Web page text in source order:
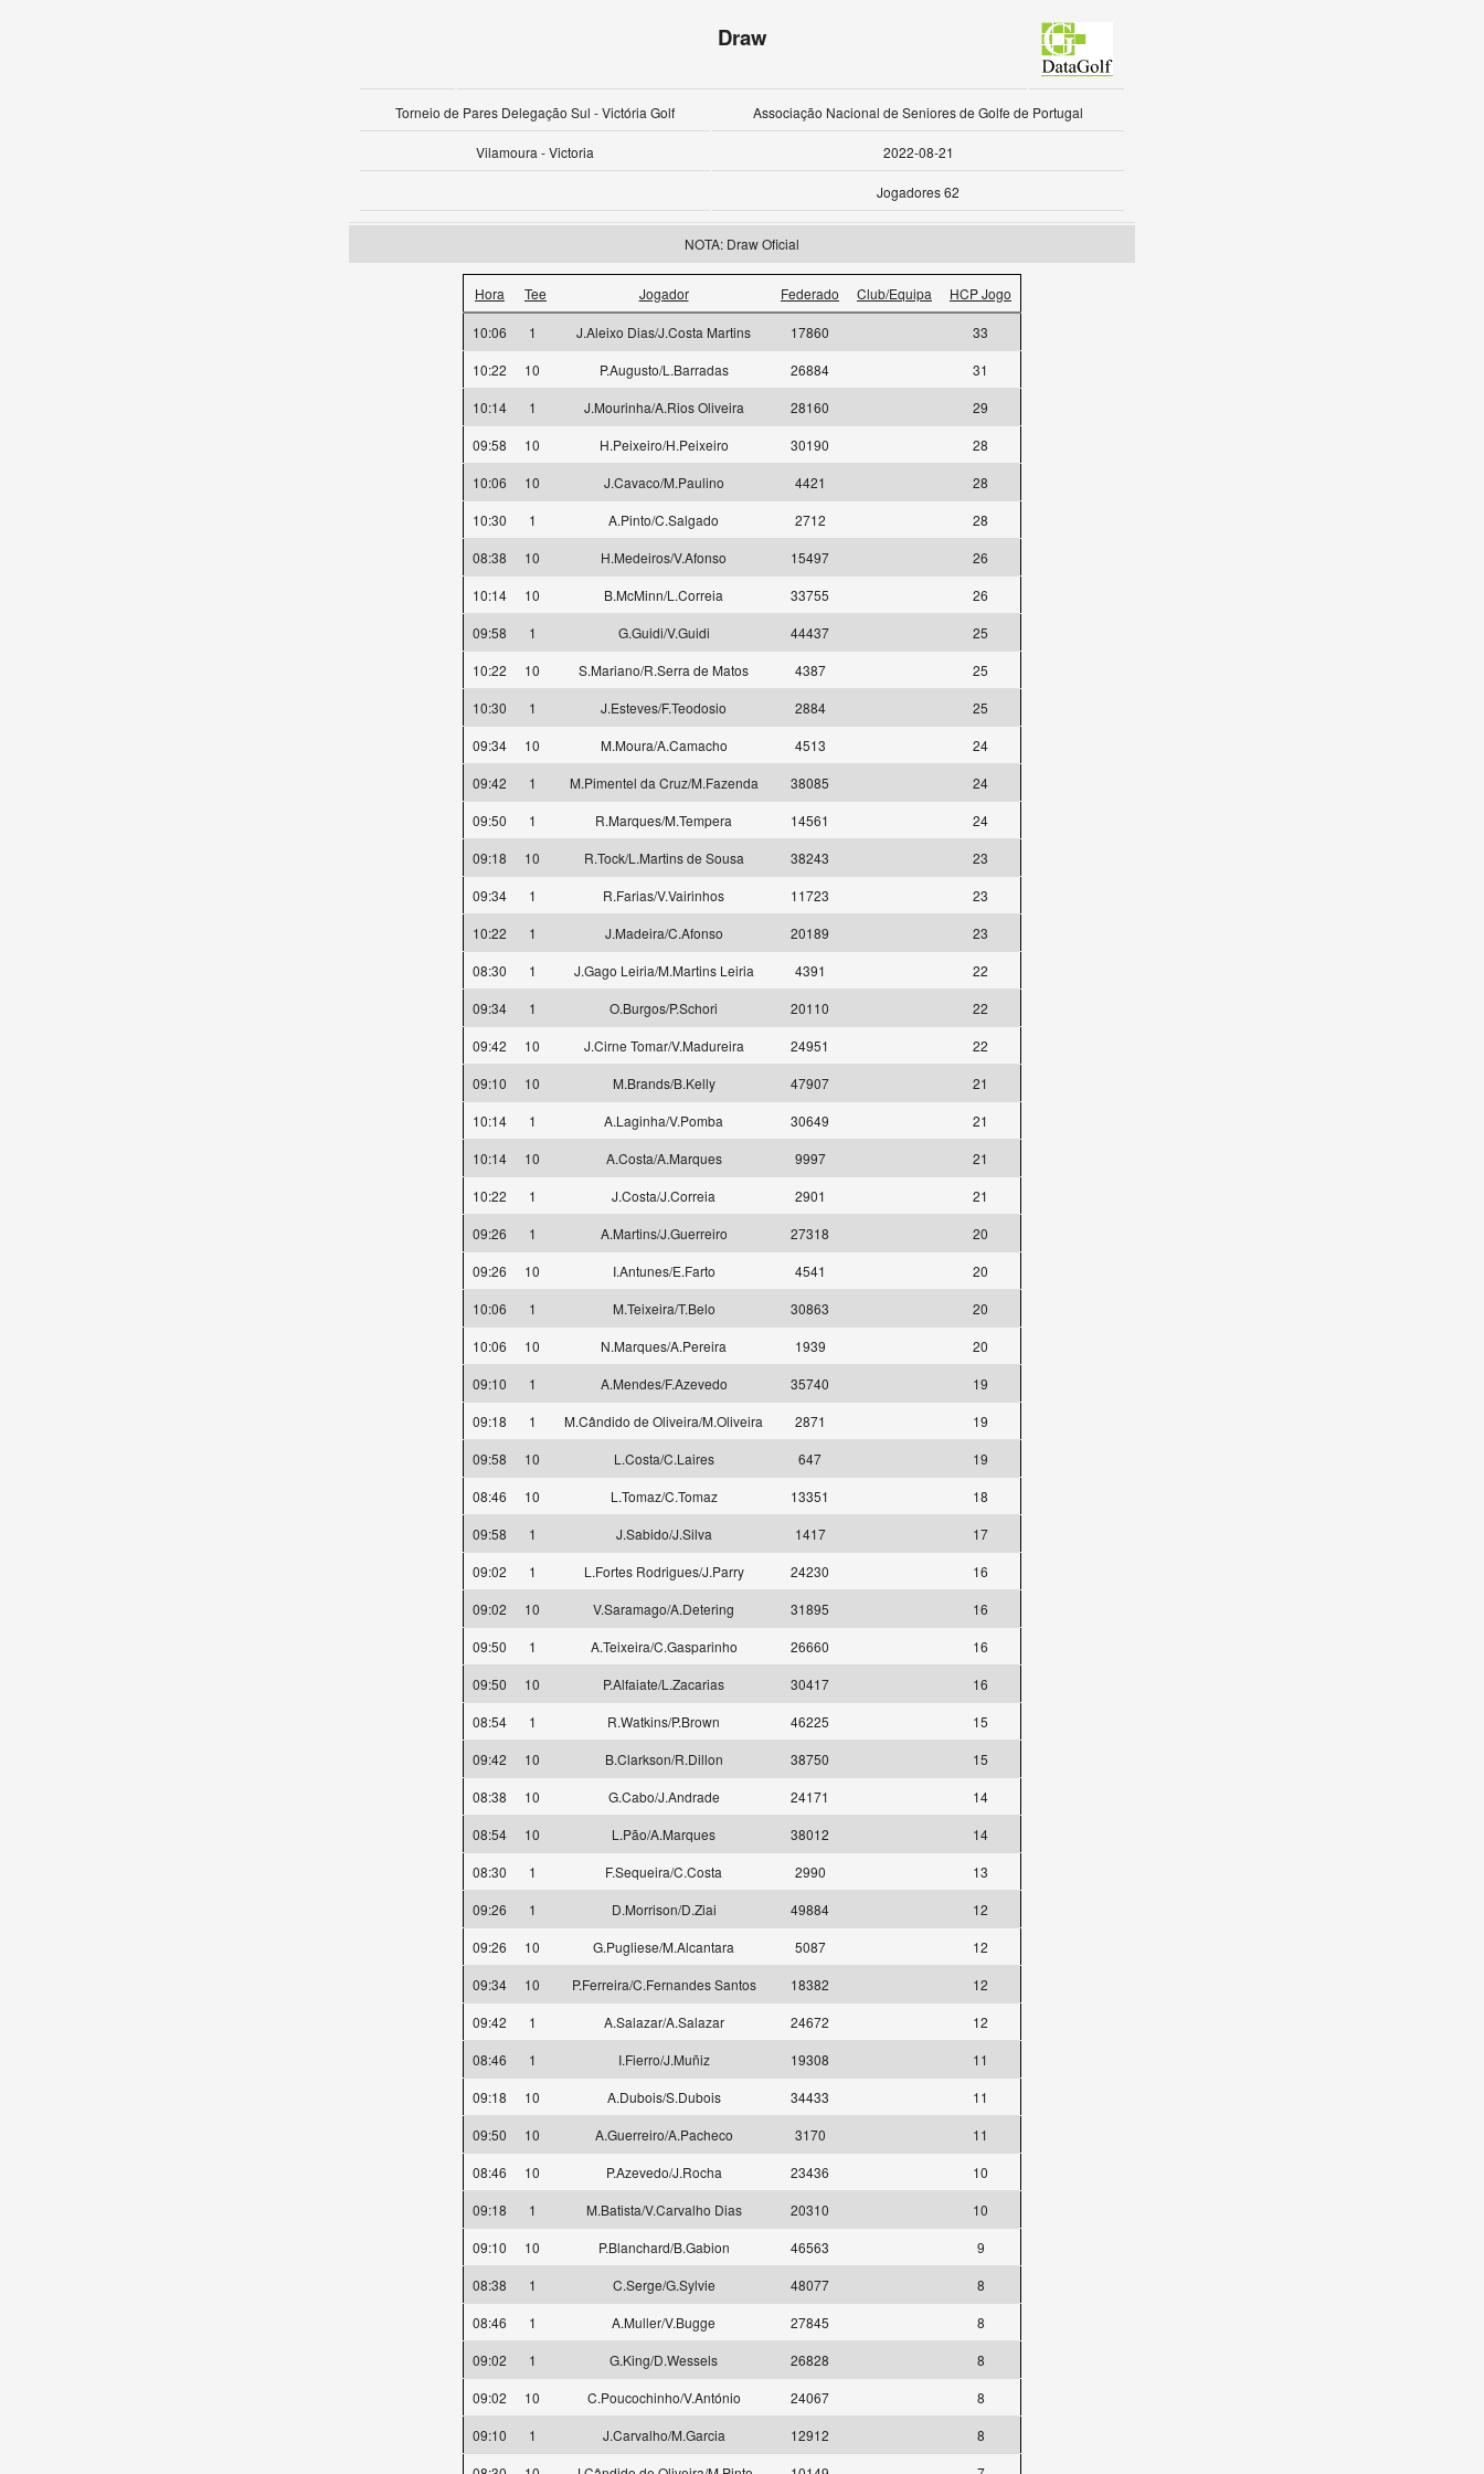
Draw
Torneio de Pares Delegação Sul - Victória Golf Associação Nacional de Seniores de Golfe de Portugal
Vilamoura - Victoria 2022-08-21
Jogadores 62
NOTA: Draw Oficial
Hora Tee Jogador Federado Club/Equipa HCP Jogo
10:06 1 J.Aleixo Dias/J.Costa Martins 17860
33
10:22
10 P.Augusto/L.Barradas 26884
31
10:14
1 J.Mourinha/A.Rios Oliveira 28160
29
09:58
10 H.Peixeiro/H.Peixeiro 30190
28
10:06
10 J.Cavaco/M.Paulino 4421
28
10:30
1 A.Pinto/C.Salgado 2712
28
08:38
10 H.Medeiros/V.Afonso 15497
26
10:14
10 B.McMinn/L.Correia 33755
26
09:58
1 G.Guidi/V.Guidi 44437
25
10:22
10 S.Mariano/R.Serra de Matos 4387
25
10:30
1 J.Esteves/F.Teodosio 2884
25
09:34
10 M.Moura/A.Camacho 4513
24
09:42
1 M.Pimentel da Cruz/M.Fazenda 38085
24
09:50
1 R.Marques/M.Tempera 14561
24
09:18
10 R.Tock/L.Martins de Sousa 38243
23
09:34
1 R.Farias/V.Vairinhos 11723
23
10:22
1 J.Madeira/C.Afonso 20189
23
08:30
1 J.Gago Leiria/M.Martins Leiria 4391
22
09:34
1 O.Burgos/P.Schori 20110
22
09:42
10 J.Cirne Tomar/V.Madureira 24951
22
09:10
10 M.Brands/B.Kelly 47907
21
10:14
1 A.Laginha/V.Pomba 30649
21
10:14
10 A.Costa/A.Marques 9997
21
10:22
1 J.Costa/J.Correia 2901
21
09:26
1 A.Martins/J.Guerreiro 27318
20
09:26
10 I.Antunes/E.Farto 4541
20
10:06
1 M.Teixeira/T.Belo 30863
20
10:06
10 N.Marques/A.Pereira 1939
20
09:10
1 A.Mendes/F.Azevedo 35740
19
09:18
1 M.Cândido de Oliveira/M.Oliveira 2871
19
09:58
10 L.Costa/C.Laires 647
19
08:46
10 L.Tomaz/C.Tomaz 13351
18
09:58
1 J.Sabido/J.Silva 1417
17
09:02
1 L.Fortes Rodrigues/J.Parry 24230
16
09:02
10 V.Saramago/A.Detering 31895
16
09:50
1 A.Teixeira/C.Gasparinho 26660
16
09:50
10 P.Alfaiate/L.Zacarias 30417
16
08:54
1 R.Watkins/P.Brown 46225
15
09:42
10 B.Clarkson/R.Dillon 38750
15
08:38
10 G.Cabo/J.Andrade 24171
14
08:54
10 L.Pão/A.Marques 38012
14
08:30
1 F.Sequeira/C.Costa 2990
13
09:26
1 D.Morrison/D.Ziai 49884
12
09:26
10 G.Pugliese/M.Alcantara 5087
12
09:34
10 P.Ferreira/C.Fernandes Santos 18382
12
09:42
1 A.Salazar/A.Salazar 24672
12
08:46
1 I.Fierro/J.Muñiz 19308
11
09:18
10 A.Dubois/S.Dubois 34433
11
09:50
10 A.Guerreiro/A.Pacheco 3170
11
08:46
10 P.Azevedo/J.Rocha 23436
10
09:18
1 M.Batista/V.Carvalho Dias 20310
10
09:10
10 P.Blanchard/B.Gabion 46563
9
08:38
1 C.Serge/G.Sylvie 48077
8
08:46
1 A.Muller/V.Bugge 27845
8
09:02
1 G.King/D.Wessels 26828
8
09:02
10 C.Poucochinho/V.António 24067
8
09:10
1 J.Carvalho/M.Garcia 12912
8